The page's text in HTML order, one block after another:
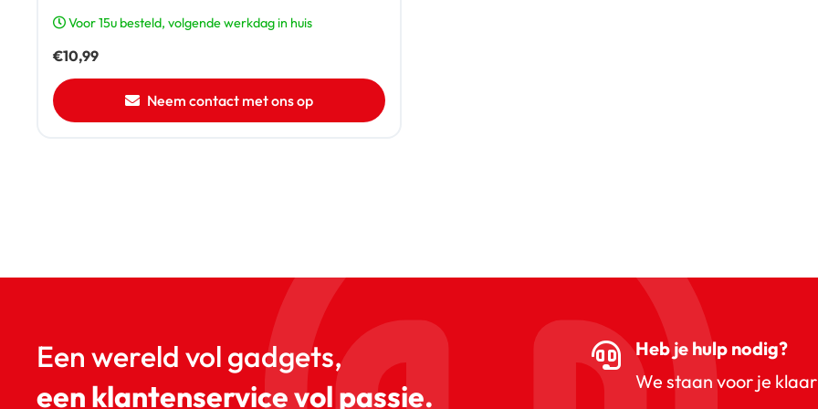
Voor 15u besteld, volgende werkdag in huis
€10,99
Neem contact met ons op
Een wereld vol gadgets,
een klantenservice vol passie.
Heb je hulp nodig?
We staan voor je